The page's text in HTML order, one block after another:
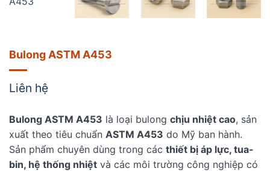
Bulong ASTM A453
Liên hệ
Bulong ASTM A453 là loại bulong chịu nhiệt cao, sản
xuất theo tiêu chuẩn ASTM A453 do Mỹ ban hành.
Sản phẩm chuyên dùng trong các thiết bị áp lực, tua-
bin, hệ thống nhiệt và các môi trường công nghiệp có